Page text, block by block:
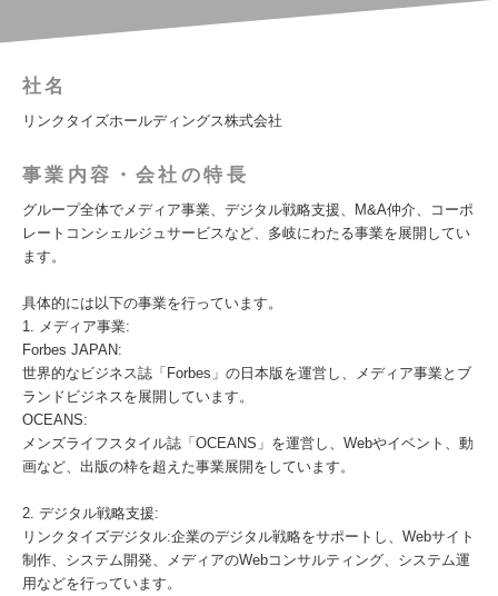
社名
リンクタイズホールディングス株式会社
事業内容・会社の特長
グループ全体でメディア事業、デジタル戦略支援、M&A仲介、コーポ
レートコンシェルジュサービスなど、多岐にわたる事業を展開してい
ます。
具体的には以下の事業を行っています。
1. メディア事業:
Forbes JAPAN:
世界的なビジネス誌「Forbes」の日本版を運営し、メディア事業とブ
ランドビジネスを展開しています。
OCEANS:
メンズライフスタイル誌「OCEANS」を運営し、Webやイベント、動
画など、出版の枠を超えた事業展開をしています。
2. デジタル戦略支援:
リンクタイズデジタル:企業のデジタル戦略をサポートし、Webサイト
制作、システム開発、メディアのWebコンサルティング、システム運
用などを行っています。